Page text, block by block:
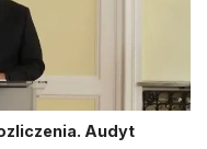
Audyt